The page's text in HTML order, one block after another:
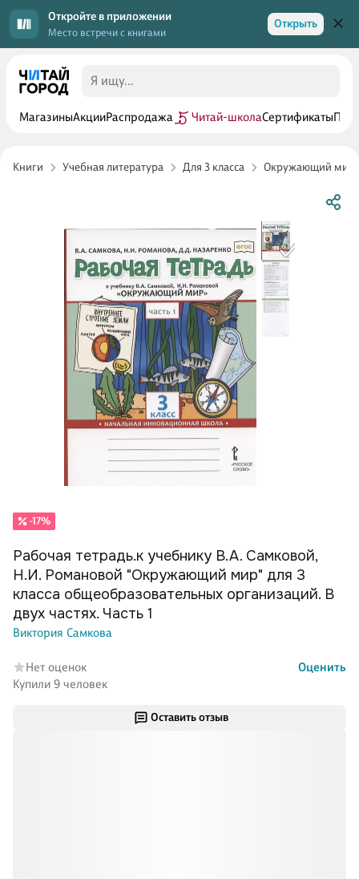
Откройте в приложении
Место встречи с книгами
Открыть
МагазиныАкцииРаспродажа Читай-школаСертификаты
Книги Учебная литература Для 3 класса Окружающий мир
Оставить отзыв
-17%
Рабочая тетрадь.к учебнику В.А. Самковой,
Н.И. Романовой "Окружающий мир" для 3
класса общеобразовательных организаций. В
двух частях. Часть 1
Виктория Самкова
Нет оценок
Оценить
Купили 9 человек